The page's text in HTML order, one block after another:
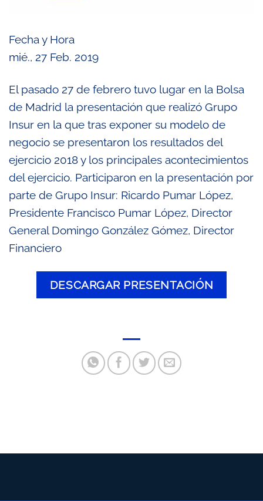
Fecha y Hora
mié., 27 Feb. 2019
El pasado 27 de febrero tuvo lugar en la Bolsa
de Madrid la presentación que realizó Grupo
Insur en la que tras exponer su modelo de
negocio se presentaron los resultados del
ejercicio 2018 y los principales acontecimientos
del ejercicio. Participaron en la presentación por
parte de Grupo Insur: Ricardo Pumar López,
Presidente Francisco Pumar López, Director
General Domingo González Gómez, Director
Financiero
DESCARGAR PRESENTACIÓN